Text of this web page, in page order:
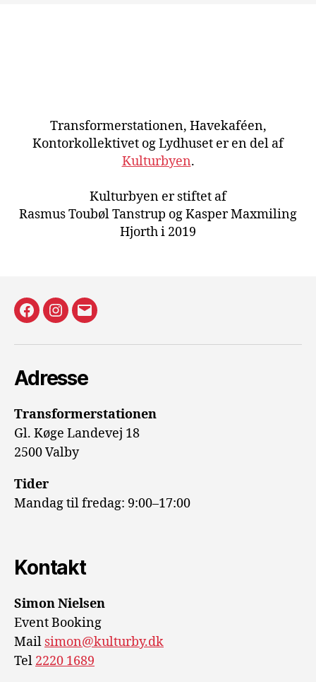
Transformerstationen, Havekaféen,
Kontorkollektivet og Lydhuset er en del af
Kulturbyen.
Kulturbyen er stiftet af
Rasmus Toubøl Tanstrup og Kasper Maxmiling
Hjorth i 2019
Facecebook
Instagram
E-
Adresse
Transformerstationen
Gl. Køge Landevej 18
2500 Valby
Tider
Mandag til fredag: 9:00–17:00
Kontakt
Simon Nielsen
Event Booking
Mail simon@kulturby.dk
Tel 2220 1689